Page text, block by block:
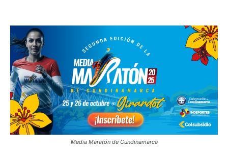
Media Maratón de Cundinamarca